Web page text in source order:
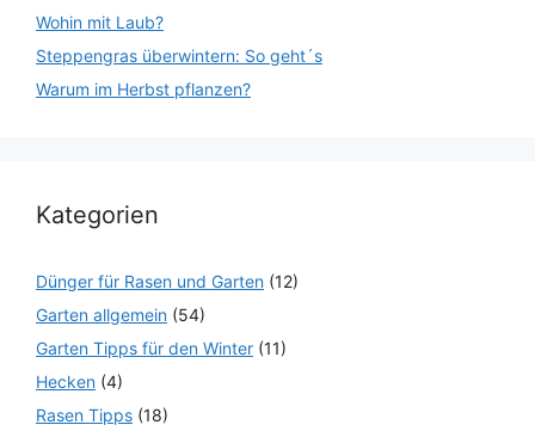
Wohin mit Laub?
Steppengras überwintern: So geht´s
Warum im Herbst pflanzen?
Kategorien
Dünger für Rasen und Garten (12)
Garten allgemein (54)
Garten Tipps für den Winter (11)
Hecken (4)
Rasen Tipps (18)